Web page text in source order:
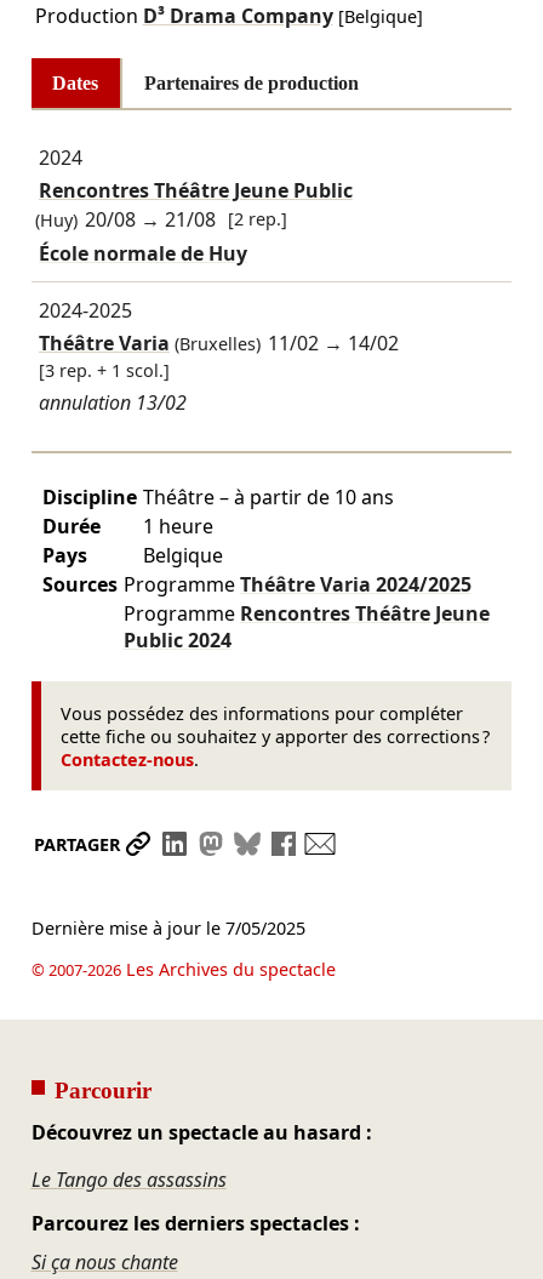
Production D³ Drama Company[Belgique]
Dates Partenaires de production
2024
Rencontres Théâtre Jeune Public
(Huy) 20/08 →21/08 [2 rep.]
École normale de Huy
2024-2025
Théâtre Varia (Bruxelles) 11/02 → 14/02
[3 rep. + 1 scol.]
annulation 13/02
Discipline Théâtre – à partir de 10 ans
Durée
1 heure
Pays
Belgique
Sources ProgrammeThéâtre Varia 2024/2025
Programme Rencontres Théâtre Jeune
Public2024
Vous possédez des informations pour compléter
cette fiche ou souhaitez y apporter des corrections ?
Contactez-nous.
PARTAGER Partager le lien
Partager sur LinkedIn
Partager sur Mastodon
Partager sur Bluesky
Partager sur Facebook
Dernière mise à jour le 7/05/2025
© 2007-2026Les Archives du spectacle
Parcourir
Découvrez un spectacle au hasard :
Le Tango des assassins
Parcourez les derniers spectacles :
Si ça nous chante